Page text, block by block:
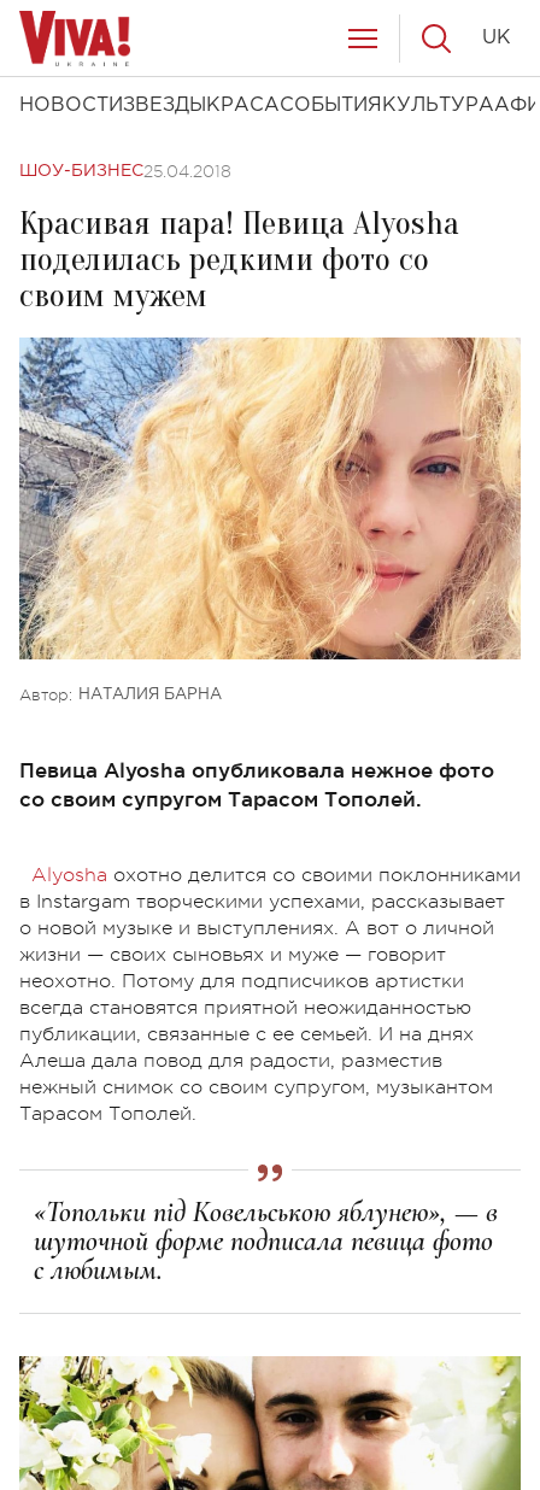
НОВОСТИ ЗВЕЗДЫ КРАСАСОБЫТИЯ КУЛЬТУРА
UK
ШОУ-БИЗНЕС25.04.2018
Красивая пара! Певица Alyosha
поделилась редкими фото со
своим мужем
Автор: НАТАЛИЯ БАРНА
Певица Alyosha опубликовала нежное фото
со своим супругом Тарасом Тополей.
Alyosha охотно делится со своими поклонниками
в Instargam творческими успехами, рассказывает
о новой музыке и выступлениях. А вот о личной
жизни — своих сыновьях и муже — говорит
неохотно. Потому для подписчиков артистки
всегда становятся приятной неожиданностью
публикации, связанные с ее семьей. И на днях
Алеша дала повод для радости, разместив
нежный снимок со своим супругом, музыкантом
Тарасом Тополей.
«Топольки під Ковельською яблунею», — в
шуточной форме подписала певица фото
с любимым.